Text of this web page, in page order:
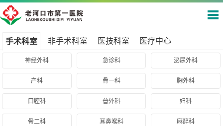
手术科室 非手术科室 医技科室 医疗中心
神经外科 急诊科 泌尿外科
产科 骨一科 胸外科
口腔科 普外科 妇科
骨二科 耳鼻喉科 麻醉科